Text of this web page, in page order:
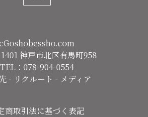
神戸市北区有馬町958
TEL：078-904-0554
- リクルート - メディア
商取引法に基づく表記